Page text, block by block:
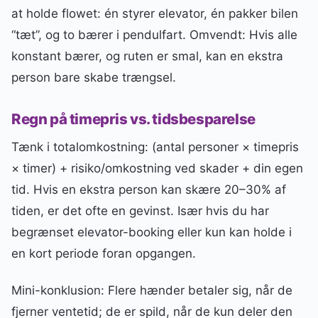
at holde flowet: én styrer elevator, én pakker bilen
“tæt”, og to bærer i pendulfart. Omvendt: Hvis alle
konstant bærer, og ruten er smal, kan en ekstra
person bare skabe trængsel.
Regn på timepris vs. tidsbesparelse
Tænk i totalomkostning: (antal personer × timepris
× timer) + risiko/omkostning ved skader + din egen
tid. Hvis en ekstra person kan skære 20–30% af
tiden, er det ofte en gevinst. Især hvis du har
begrænset elevator-booking eller kun kan holde i
en kort periode foran opgangen.
Mini-konklusion: Flere hænder betaler sig, når de
fjerner ventetid; de er spild, når de kun deler den